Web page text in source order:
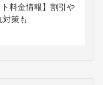
料金情報】割引や
対策も